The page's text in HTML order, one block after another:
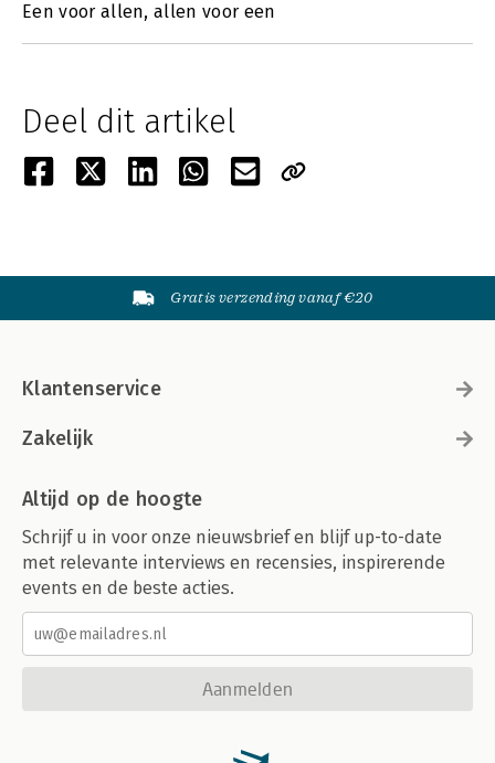
Een voor allen, allen voor een
Deel dit artikel
Gratis verzending vanaf €20
Klantenservice
Zakelijk
Altijd op de hoogte
Schrijf u in voor onze nieuwsbrief en blijf up-to-date
met relevante interviews en recensies, inspirerende
events en de beste acties.
Aanmelden